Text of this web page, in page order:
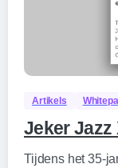
Artikels
Jeker Jazz
Tijdens het 35-